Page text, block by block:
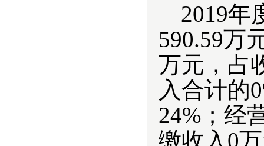
2019年
590.59万
万元，占
入合计的
24%；经
缴收入0